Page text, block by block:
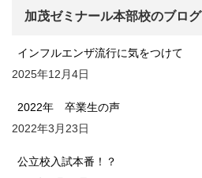
加茂ゼミナール本部校のブログ
インフルエンザ流行に気をつけて
2025年12月4日
2022年 卒業生の声
2022年3月23日
公立校入試本番！？